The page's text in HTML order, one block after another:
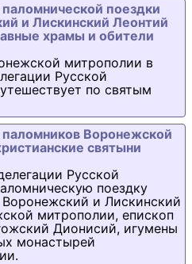
поездки
и Лискинский Леонтий
храмы и обители
митрополии в
Русской
по святым
паломников Воронежской
святыни
Русской
поездку
и Лискинский
митрополии, епископ
Дионисий, игумены
монастырей